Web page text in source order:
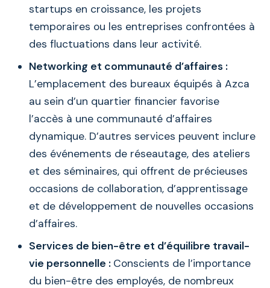
startups en croissance, les projets
temporaires ou les entreprises confrontées à
des fluctuations dans leur activité.
Networking et communauté d’affaires :
L’emplacement des bureaux équipés à Azca
au sein d’un quartier financier favorise
l’accès à une communauté d’affaires
dynamique. D’autres services peuvent inclure
des événements de réseautage, des ateliers
et des séminaires, qui offrent de précieuses
occasions de collaboration, d’apprentissage
et de développement de nouvelles occasions
d’affaires.
Services de bien-être et d’équilibre travail-
vie personnelle : Conscients de l’importance
du bien-être des employés, de nombreux